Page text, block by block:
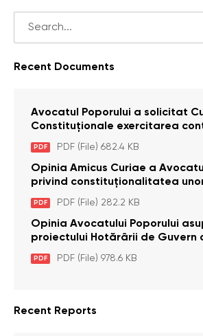
Recent Documents
Avocatul Poporului a solicitat
Constituţionale exercitarea
constituţionalităţii unor
plata alocației sociale de stat
cu dizabilitați care sunt
PDF PDF (File) 682.4 KB
Opinia Amicus Curiae a
privind constituționalitatea
care interzic angajarea în
pază particulară a persoanelor
pentru comiterea cu intenție a
a fost luată în considerare de
Constituțională
PDF PDF (File) 282.2 KB
Opinia Avocatului Poporului
proiectului Hotărârii de Guvern
aprobarea proiectului de lege
activitatea sanitară veterinarăa
PDF PDF (File) 978.6 KB
Recent Reports